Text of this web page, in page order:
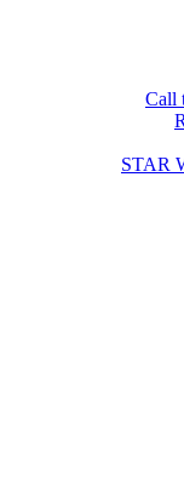
Call
STAR